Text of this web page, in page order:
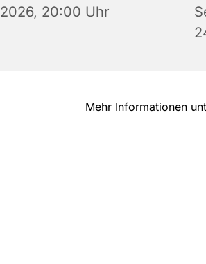
2026, 20:00 Uhr
Mehr Informationen